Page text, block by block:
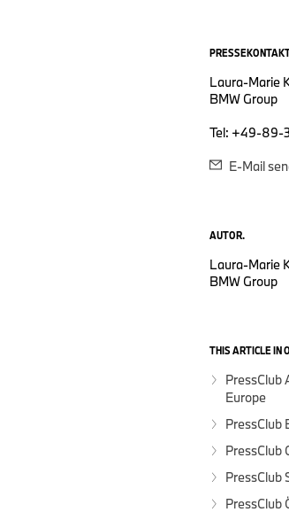
Laura-Marie
BMW Group
Tel: +49-89-
E-Mail
AUTOR.
Laura-Marie
BMW Group
THIS ARTICLE IN
PressClub
Europe
PressClub
PressClub
PressClub
PressClub